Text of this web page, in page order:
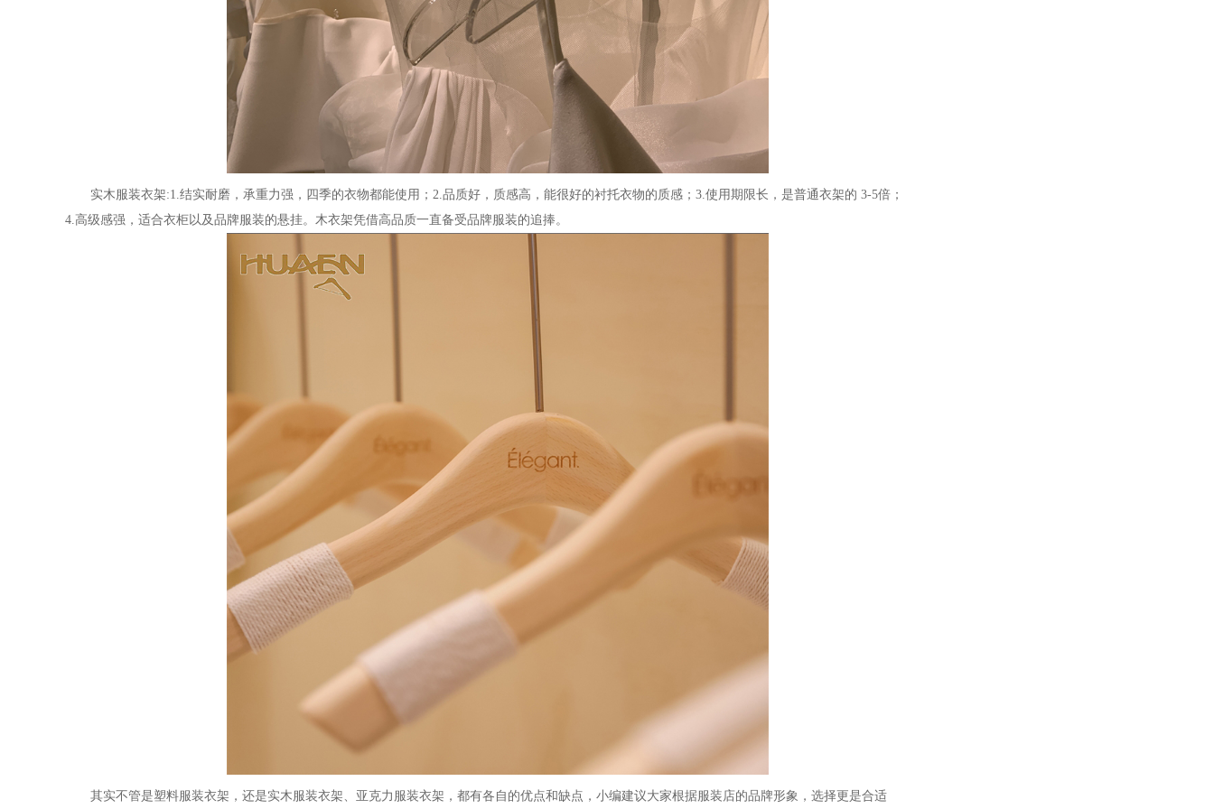
实木服装衣架:1.结实耐磨，承重力强，四季的衣物都能使用； 2.品质好，质感高，能很好的衬托衣物的质感；3.使用期限长，是普通衣架的 3-5倍；
4.高级感强，适合衣柜以及品牌服装的悬挂。木衣架凭借高品质一直备受品牌服装的追捧。
其实不管是塑料服装衣架，还是实木服装衣架、亚克力服装衣架，都有各自的优点和缺点，小编建议大家根据服装店的品牌形象，选择更是合适